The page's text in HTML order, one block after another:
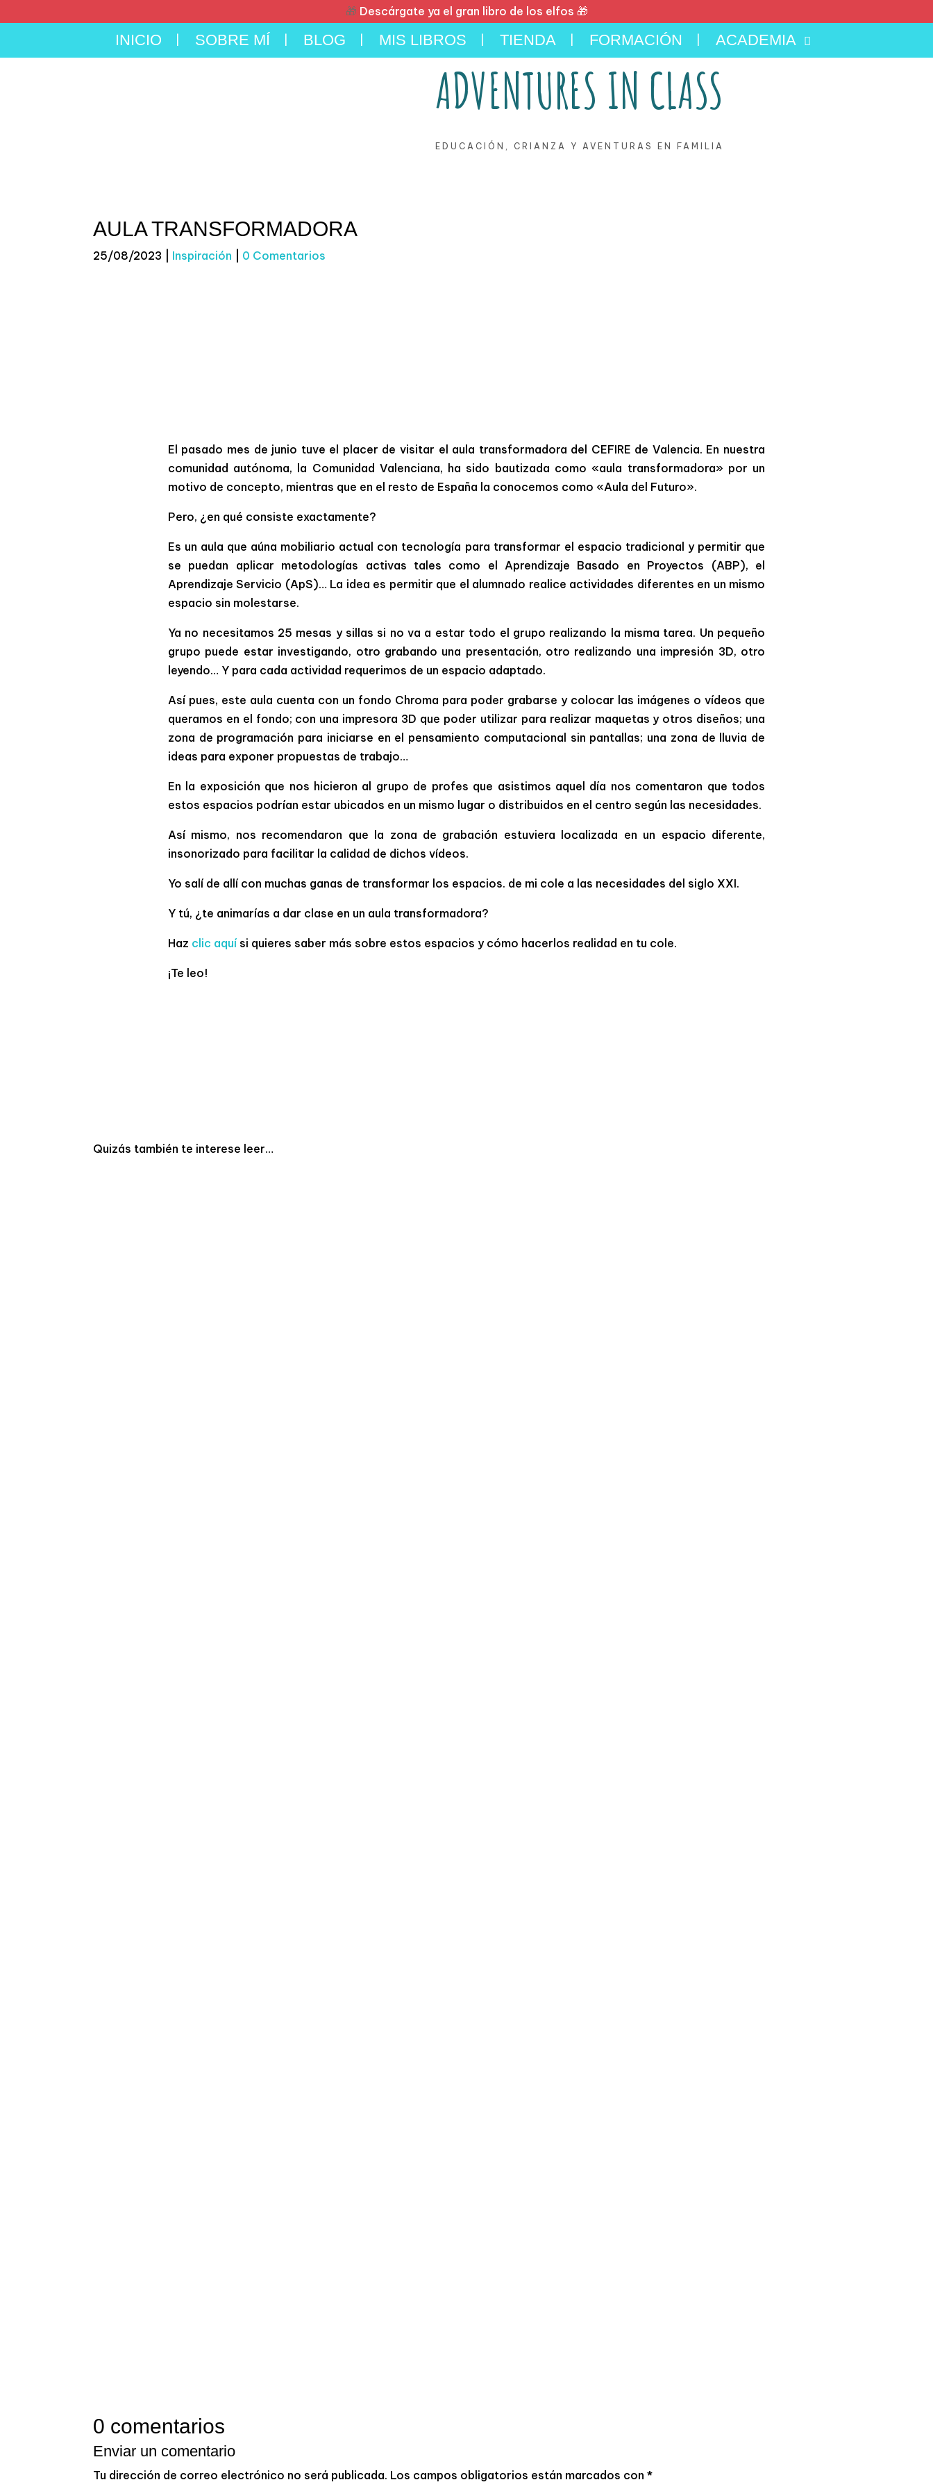
🎁 Descárgate ya el gran libro de los elfos 🎁
INICIO SOBRE MÍ BLOG MIS LIBROS TIENDA FORMACIÓN ACADEMIA
ADVENTURES IN CLASS
EDUCACIÓN, CRIANZA Y AVENTURAS EN FAMILIA
AULA TRANSFORMADORA
25/08/2023 Inspiración 0 Comentarios
El pasado mes de junio tuve el placer de visitar el aula transformadora del CEFIRE de Valencia. En nuestra
comunidad autónoma, la Comunidad Valenciana, ha sido bautizada como «aula transformadora» por un
motivo de concepto, mientras que en el resto de España la conocemos como «Aula del Futuro».
Pero, ¿en qué consiste exactamente?
Es un aula que aúna mobiliario actual con tecnología para transformar el espacio tradicional y permitir que
se puedan aplicar metodologías activas tales como el Aprendizaje Basado en Proyectos (ABP), el
Aprendizaje Servicio (ApS)… La idea es permitir que el alumnado realice actividades diferentes en un mismo
espacio sin molestarse.
Ya no necesitamos 25 mesas y sillas si no va a estar todo el grupo realizando la misma tarea. Un pequeño
grupo puede estar investigando, otro grabando una presentación, otro realizando una impresión 3D, otro
leyendo… Y para cada actividad requerimos de un espacio adaptado.
Así pues, este aula cuenta con un fondo Chroma para poder grabarse y colocar las imágenes o vídeos que
queramos en el fondo; con una impresora 3D que poder utilizar para realizar maquetas y otros diseños; una
zona de programación para iniciarse en el pensamiento computacional sin pantallas; una zona de lluvia de
ideas para exponer propuestas de trabajo…
En la exposición que nos hicieron al grupo de profes que asistimos aquel día nos comentaron que todos
estos espacios podrían estar ubicados en un mismo lugar o distribuidos en el centro según las necesidades.
Así mismo, nos recomendaron que la zona de grabación estuviera localizada en un espacio diferente,
insonorizado para facilitar la calidad de dichos vídeos.
Yo salí de allí con muchas ganas de transformar los espacios. de mi cole a las necesidades del siglo XXI.
Y tú, ¿te animarías a dar clase en un aula transformadora?
Haz clic aquísi quieres saber más sobre estos espacios y cómo hacerlos realidad en tu cole.
¡Te leo!
Quizás también te interese leer…
0 comentarios
Enviar un comentario
Tu dirección de correo electrónico no será publicada. Los campos obligatorios están marcados con*